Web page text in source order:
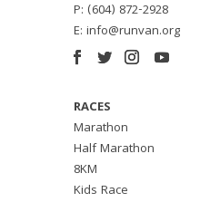
P: (604) 872-2928
E: info@runvan.org
RACES
Marathon
Half Marathon
8KM
Kids Race